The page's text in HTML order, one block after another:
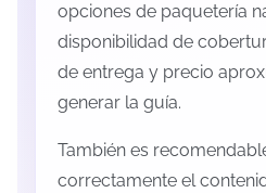
opciones de paquetería
disponibilidad de
de entrega y precio
generar la guía.
También es
correctamente el